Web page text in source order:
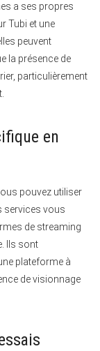
a ses propres
Tubi et une
peuvent
la présence de
particulièrement
en
pouvez utiliser
services vous
de streaming
Ils sont
plateforme à
de visionnage